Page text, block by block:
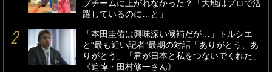
プチームに上がれなかった？「大地はプロで活
躍しているのに…と」
「本田圭佑は興味深い候補だが…」トルシエ
と“最も近い記者”最期の対話「ありがとう、あ
りがとう」「君が日本と私をつないでくれた」
《追悼・田村修一さん》